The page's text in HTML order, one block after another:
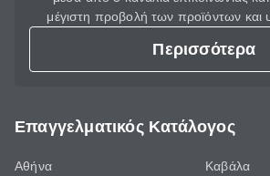
μέγιστη προβολή των προϊόντων και
Περισσότερα
Επαγγελματικός Κατάλογος
Αθήνα
Καβάλα